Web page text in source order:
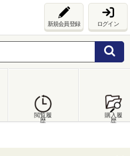
新規会員登録 ログイン
閲覧履
歴
購入履
歴